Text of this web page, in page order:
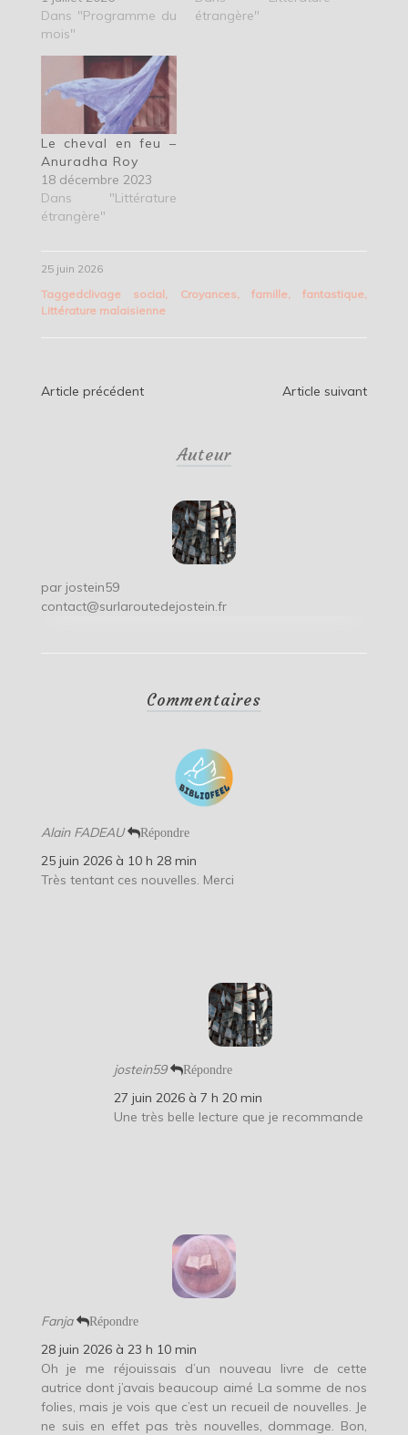
Dans "Programme du
mois"
étrangère"
Le cheval en feu –
Anuradha Roy
18 décembre 2023
Dans "Littérature
étrangère"
25 juin 2026
Taggedclivage social Croyances famille,fantastique
Littérature malaisienne
Navigation
Article précédent Article suivant
Auteur
par jostein59
contact@surlaroutedejostein.fr
Commentaires
Alain FADEAU Répondre
25 juin 2026 à 10 h 28 min
Très tentant ces nouvelles. Merci
jostein59 Répondre
27 juin 2026 à 7 h 20 min
Une très belle lecture que je recommande
Fanja Répondre
28 juin 2026 à 23 h 10 min
Oh je me réjouissais d’un nouveau livre de cette
autrice dont j’avais beaucoup aimé La somme de nos
folies, mais je vois que c’est un recueil de nouvelles. Je
ne suis en effet pas très nouvelles, dommage. Bon,